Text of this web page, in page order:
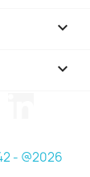

keyboard_arrow_down
- @2026